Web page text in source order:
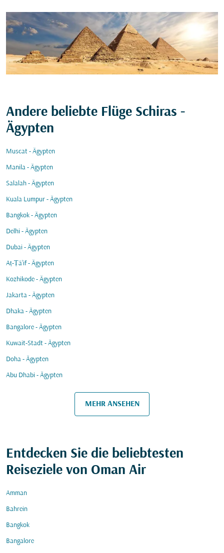
Andere beliebte Flüge Schiras -
Ägypten
Muscat - Ägypten
Manila - Ägypten
Salalah - Ägypten
Kuala Lumpur - Ägypten
Bangkok - Ägypten
Delhi - Ägypten
Dubai - Ägypten
Aṭ-Ṭā'if - Ägypten
Kozhikode - Ägypten
Jakarta - Ägypten
Dhaka - Ägypten
Bangalore - Ägypten
Kuwait-Stadt - Ägypten
Doha - Ägypten
Abu Dhabi - Ägypten
MEHR ANSEHEN
Entdecken Sie die beliebtesten
Reiseziele von Oman Air
Amman
Bahrein
Bangkok
Bangalore